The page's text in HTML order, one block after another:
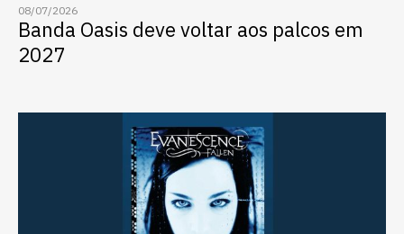
08/07/2026
Banda Oasis deve voltar aos palcos em
2027